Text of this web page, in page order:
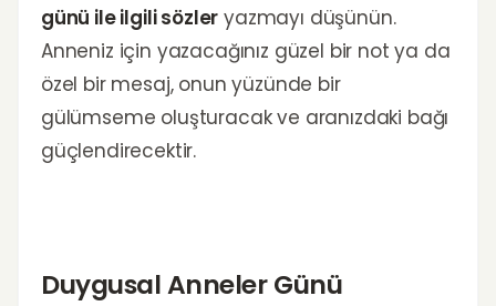
günü ile ilgili sözler yazmayı düşünün.
Anneniz için yazacağınız güzel bir not ya da
özel bir mesaj, onun yüzünde bir
gülümseme oluşturacak ve aranızdaki bağı
güçlendirecektir.
Duygusal Anneler Günü